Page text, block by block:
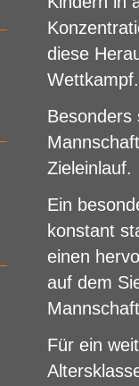
diese
Wettkampf.
Besonders
Zieleinlauf.
Ein
konstant
einen
auf dem
Für ein